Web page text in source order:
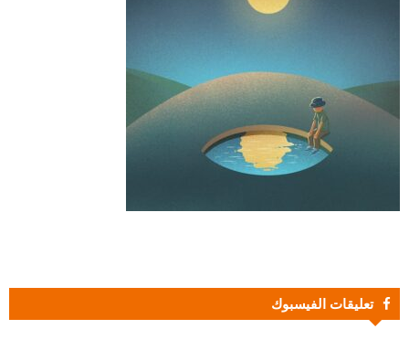
تعليقات الفيسبوك